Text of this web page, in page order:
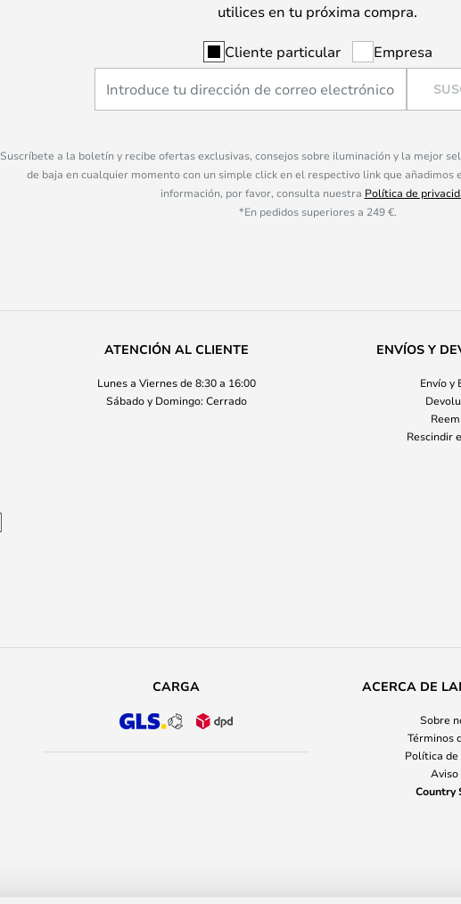
utilices en tu próxima compra.
Cliente particular Empresa
Suscríbete a la boletín y recibe ofertas exclusivas, consejos sobre iluminación y la mejor
de baja en cualquier momento con un simple click en el respectivo link que añadimos
información, por favor, consulta nuestra Política de
*En pedidos superiores a 249 €.
ATENCIÓN AL CLIENTE
Lunes a Viernes de 8:30 a 16:00
Sábado y Domingo: Cerrado
ENVÍOS Y
Envío y
Rescindir
CARGA ACERCA DE
Sobre
Términos
Política
Country